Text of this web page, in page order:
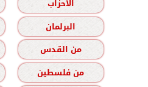
الأحزاب
البرلمان
من القدس
من فلسطين